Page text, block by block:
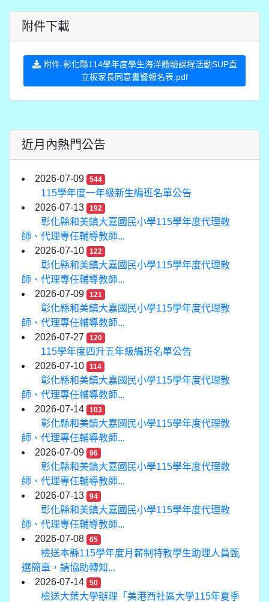
附件下載
附件-彰化縣114學年度學生海洋體驗課程活動SUP直
立板家長同意書暨報名表.pdf
近月內熱門公告
2026-07-09 544
115學年度一年級新生編班名單公告
2026-07-13
192
彰化縣和美鎮大嘉國民小學115學年度代理教
師、代理專任輔導教師...
2026-07-10
122
彰化縣和美鎮大嘉國民小學115學年度代理教
師、代理專任輔導教師...
2026-07-09
121
彰化縣和美鎮大嘉國民小學115學年度代理教
師、代理專任輔導教師...
2026-07-27
120
115學年度四升五年級編班名單公告
2026-07-10
114
彰化縣和美鎮大嘉國民小學115學年度代理教
師、代理專任輔導教師...
2026-07-14
103
彰化縣和美鎮大嘉國民小學115學年度代理教
師、代理專任輔導教師...
2026-07-09
96
彰化縣和美鎮大嘉國民小學115學年度代理教
師、代理專任輔導教師...
2026-07-13
94
彰化縣和美鎮大嘉國民小學115學年度代理教
師、代理專任輔導教師...
2026-07-08
65
檢送本縣115學年度月薪制特教學生助理人員甄
選簡章，請協助轉知...
2026-07-14
50
檢送大葉大學辦理「美港西社區大學115年夏季